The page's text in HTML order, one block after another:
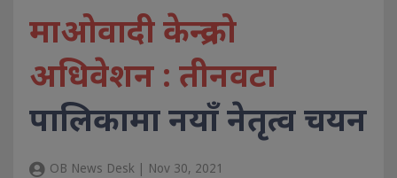
माओवादी केन्द्रको
अधिवेशन : तीनवटा
पालिकामा नयाँ नेतृत्व चयन
OB News Desk | Nov 30, 2021